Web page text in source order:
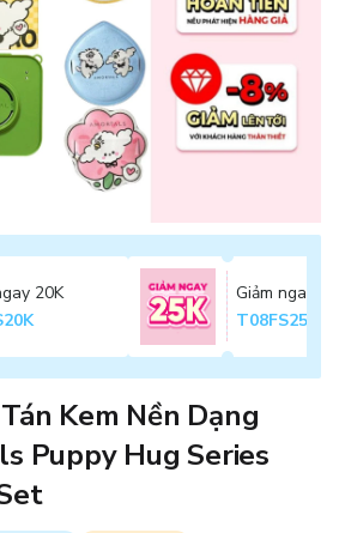
20K
Giảm ngay
T08FS25K
Kem Nền Dạng
Puppy Hug Series